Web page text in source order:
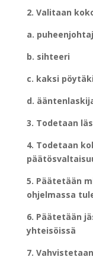
2. Valitaan
a.
b. sihteeri
c. kaksi
d.
3. Todetaan
4. Todetaan
5. Päätetään
ohjelmassa
6. Päätetään
yhteisöissä
7.